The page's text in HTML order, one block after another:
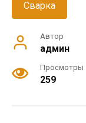
Сварка
Автор
админ
Просмотры
259